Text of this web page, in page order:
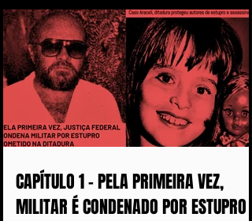
MULHERES ASSASSINADAS
CAPÍTULO 1 - PELA PRIMEIRA VEZ,
MILITAR É CONDENADO POR ESTUPRO